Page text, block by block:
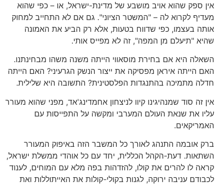
אין ספק שהוא אויב מושבע של מדינת-ישראל, או – כפי שהוא
מעדיף לקרוא לה – "המשטר הציוני". גם אם לא התחייב למחוק
אותה בעצמו, כפי שדווח בטעות, אלא רק הביע את האמונה
שהיא "תיעלם מן המפה", זה לא מפייס אותי.
השאלה היא אם בחירת מוסאווי הייתה משנה משהו מבחינתנו.
האם הייתה איראן מפסיקה את ייצור הנשק הגרעיני? האם הייתה
חדלה מתמיכה בהתנגדות הפלסטינית? התשובה היא שלילית.
אין זה סוד שמנהיגינו קיוו לניצחון אחמדינג'אד, מפני שהוא מעורר
עליו את שנאת העולם המערבי ומקשה על התפייסות עם
האמריקאים.
ברק אובמה התנהג לאורך כל המשבר הזה באיפוק המעורר
השתאות. דעת-הקהל הכללית, יחד עם כל אוהדי ממשלת ישראל,
קראה לו להרים את קולו, להזדהות בפה מלא עם המוחים, לענוד
לכבודם עניבה ירוקה, לגנות בקולי-קולות את האייתוללות ואת